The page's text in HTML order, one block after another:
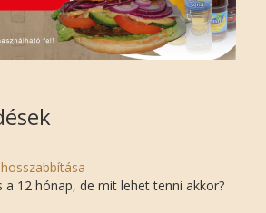
a 12 hónap, de mit lehet tenni akkor?